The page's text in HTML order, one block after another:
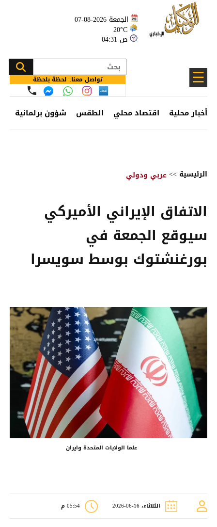
الجمعة 2026-08-07
20°C
04:31 ص
☰ تواصل معنا.. لحظة بلحظة
أخبار محلية اقتصاد محلي الطقس شؤون برلمانية
الرئيسية >>عربي ودولي
الاتفاق الإيراني الأميركي
سيوقع الجمعة في
بورغنشتوك بوسط سويسرا
علما الولايات المتحدة وايران
الثلاثاء، 16-06-2026 05:54 م